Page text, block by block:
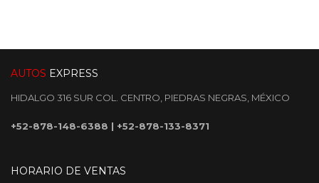
AUTOS EXPRESS
HIDALGO 316 SUR COL. CENTRO, PIEDRAS NEGRAS, MÉXICO
+52-878-148-6388 | +52-878-133-8371
HORARIO DE VENTAS